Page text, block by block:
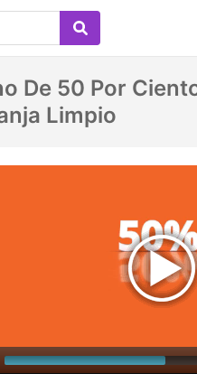
De 50 Por
Limpio